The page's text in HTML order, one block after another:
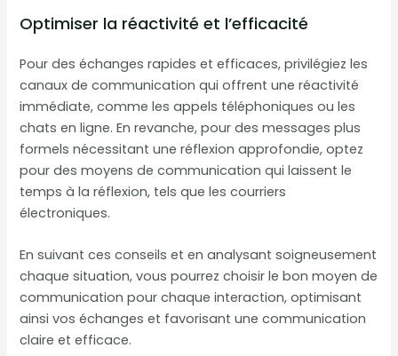
Optimiser la réactivité et l’efficacité
Pour des échanges rapides et efficaces, privilégiez les
canaux de communication qui offrent une réactivité
immédiate, comme les appels téléphoniques ou les
chats en ligne. En revanche, pour des messages plus
formels nécessitant une réflexion approfondie, optez
pour des moyens de communication qui laissent le
temps à la réflexion, tels que les courriers
électroniques.
En suivant ces conseils et en analysant soigneusement
chaque situation, vous pourrez choisir le bon moyen de
communication pour chaque interaction, optimisant
ainsi vos échanges et favorisant une communication
claire et efficace.